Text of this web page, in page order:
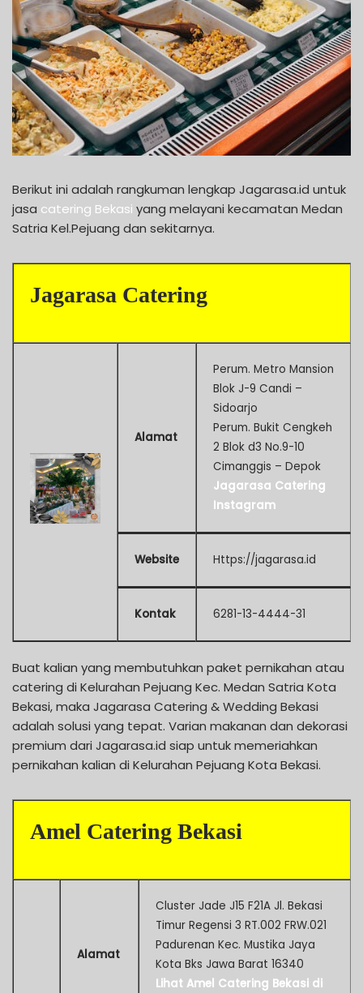
Berikut ini adalah rangkuman lengkap Jagarasa.id untuk
jasa catering Bekasi yang melayani kecamatan Medan
Satria Kel.Pejuang dan sekitarnya.
Jagarasa Catering
Alamat
Perum. Metro Mansion
Blok J-9 Candi –
Sidoarjo
Perum. Bukit Cengkeh
2 Blok d3 No.9-10
Cimanggis – Depok
Jagarasa Catering
Instagram
Website Https://jagarasa.id
Kontak 6281-13-4444-31
Buat kalian yang membutuhkan paket pernikahan atau
catering di Kelurahan Pejuang Kec. Medan Satria Kota
Bekasi, maka Jagarasa Catering & Wedding Bekasi
adalah solusi yang tepat. Varian makanan dan dekorasi
premium dari Jagarasa.id siap untuk memeriahkan
pernikahan kalian di Kelurahan Pejuang Kota Bekasi.
Amel Catering Bekasi
Alamat
Cluster Jade J15 F21A Jl. Bekasi
Timur Regensi 3 RT.002 FRW.021
Padurenan Kec. Mustika Jaya
Kota Bks Jawa Barat 16340
Lihat Amel Catering Bekasi di